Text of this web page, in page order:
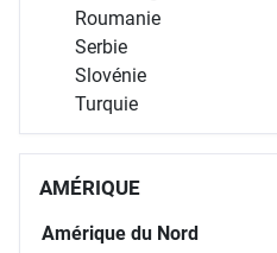
Roumanie
Serbie
Slovénie
Turquie
AMÉRIQUE
Amérique du Nord